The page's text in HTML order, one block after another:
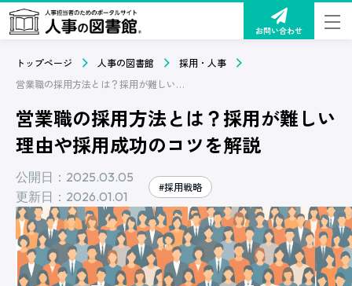
お問い合わせ
トップページ 人事の図書館
採用・人事
営業職の採用方法とは？採用が難しい理由や採用成功のコツを解説
営業職の採用方法とは？採用が難しい
理由や採用成功のコツを解説
公開日：2025.03.05
更新日：2026.01.01
#採用戦略